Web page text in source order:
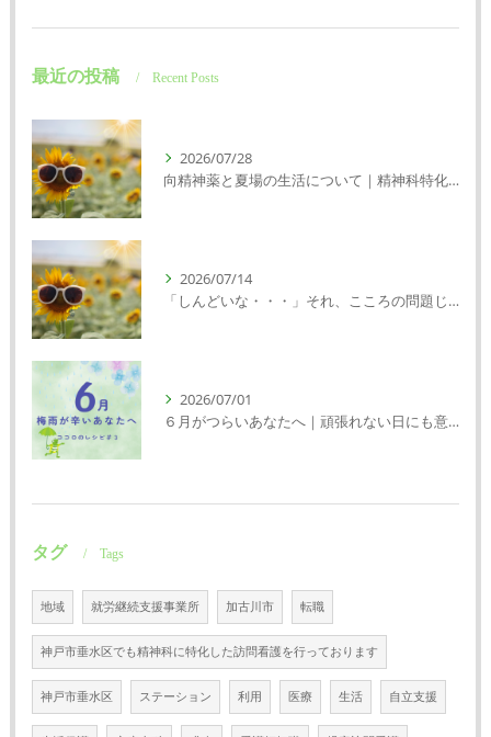
最近の投稿 Recent Posts
2026/07/28
向精神薬と夏場の生活について｜精神科特化訪問看護ミント【明石市・神戸市垂水区・神戸市西区】
2026/07/14
「しんどいな・・・」それ、こころの問題じゃないかもしれません｜精神科特化訪問看護ミント【明石市・神戸市西区・垂水区】
2026/07/01
６月がつらいあなたへ｜頑張れない日にも意味がある
タグ Tags
地域 就労継続支援事業所 加古川市 転職
神戸市垂水区でも精神科に特化した訪問看護を行っております
神戸市垂水区 ステーション 利用 医療 生活 自立支援